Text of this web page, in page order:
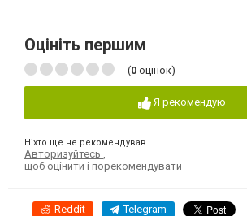
Оцініть першим
(0 оцінок)
Я рекомендую
Ніхто ще не рекомендував
Авторизуйтесь
щоб оцінити і порекомендувати
Reddit Telegram